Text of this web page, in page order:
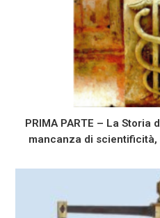
PRIMA PARTE – La Storia
mancanza di